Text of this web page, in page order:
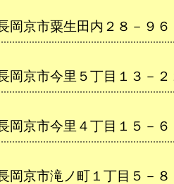
京市粟生田内２８－９６
京市今里５丁目１３－２
京市今里４丁目１５－６
京市滝ノ町１丁目５－８